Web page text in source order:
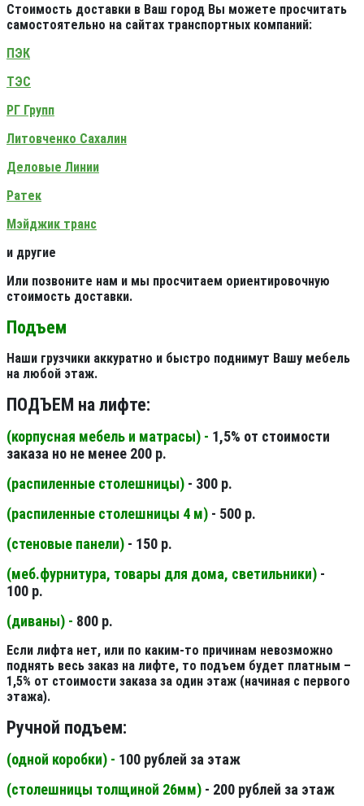
Стоимость доставки в Ваш город Вы можете просчитать
самостоятельно на сайтах транспортных компаний:
ПЭК
ТЭС
РГ Групп
Литовченко Сахалин
Деловые Линии
Ратек
Мэйджик транс
и другие
Или позвоните нам и мы просчитаем ориентировочную
стоимость доставки.
Подъем
Наши грузчики аккуратно и быстро поднимут Вашу мебель
на любой этаж.
ПОДЪЕМ на лифте:
(корпусная мебель и матрасы) - 1,5% от стоимости
заказа но не менее 200 р.
(распиленные столешницы) - 300 р.
(распиленные столешницы 4 м) - 500 р.
(стеновые панели) - 150 р.
(меб.фурнитура, товары для дома, светильники) -
100 р.
(диваны) - 800 р.
Если лифта нет, или по каким-то причинам невозможно
поднять весь заказ на лифте, то подъем будет платным –
1,5% от стоимости заказа за один этаж (начиная с первого
этажа).
Ручной подъем:
(одной коробки) - 100 рублей за этаж
(столешницы толщиной 26мм) - 200 рублей за этаж